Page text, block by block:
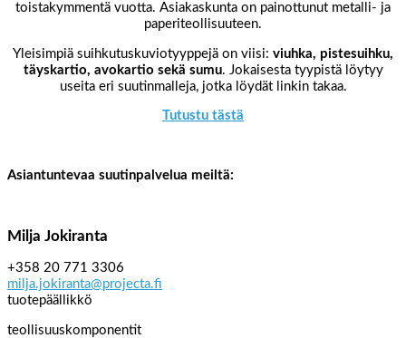
toistakymmentä vuotta. Asiakaskunta on painottunut metalli- ja
paperiteollisuuteen.
Yleisimpiä suihkutuskuviotyyppejä on viisi: viuhka, pistesuihku,
täyskartio, avokartio sekä sumu. Jokaisesta tyypistä löytyy
useita eri suutinmalleja, jotka löydät linkin takaa.
Tutustu tästä
Asiantuntevaa suutinpalvelua meiltä:
Milja Jokiranta
+358 20 771 3306
milja.jokiranta@projecta.fi
tuotepäällikkö
teollisuuskomponentit